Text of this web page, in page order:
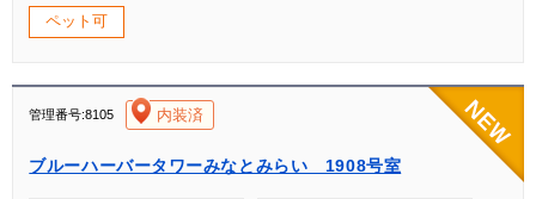
ペット可
管理番号:8105 内装済
ブルーハーバータワーみなとみらい 1908号室
[004]